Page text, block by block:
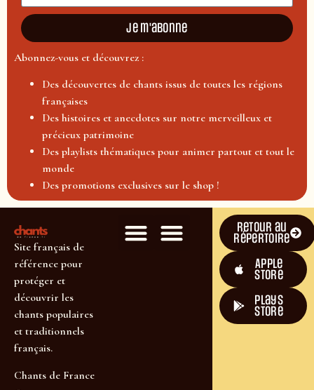
Je m'abonne
Abonnez-vous et découvrez :
Des découvertes de chants issus de toutes les régions
françaises
Des histoires et anecdotes sur notre merveilleux et
précieux patrimoine
Des playlists thématiques pour animer partout et tout le
monde
Des promotions exclusives sur le shop !
Site français de
référence pour
protéger et
découvrir les
chants populaires
et traditionnels
français.
Chants de France
Retour au
répertoire
Apple
Store
plays
store